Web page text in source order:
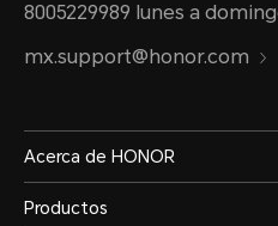
8005229989 lunes a
mx.support@honor.com
Acerca de HONOR
Productos